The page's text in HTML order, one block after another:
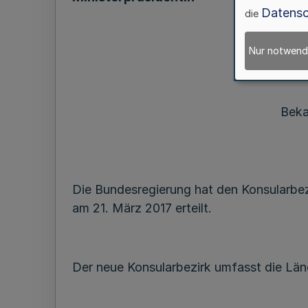
Die Bundesregierung hat den
am 21. März 2017 erteilt.
Der neue Konsularbezirk umfasst die
die
Nur